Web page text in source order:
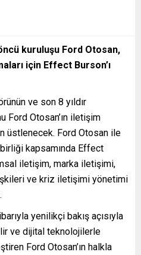
kuruluşu Ford Otosan,
için Effect Burson’ı
ve son 8 yıldır
Ford Otosan’ın iletişim
üstlenecek. Ford Otosan ile
kapsamında Effect
iletişim, marka iletişimi,
ve kriz iletişimi yönetimi
yenilikçi bakış açısıyla
ve dijital teknolojilerle
Ford Otosan’ın halkla